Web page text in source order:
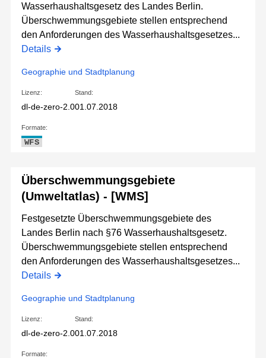
Wasserhaushaltsgesetz des Landes Berlin.
Überschwemmungsgebiete stellen entsprechend
den Anforderungen des Wasserhaushaltsgesetzes...
Details
Geographie und Stadtplanung
Lizenz:
dl-de-zero-2.0
Stand:
01.07.2018
Formate:
WFS
Überschwemmungsgebiete
(Umweltatlas) - [WMS]
Festgesetzte Überschwemmungsgebiete des
Landes Berlin nach §76 Wasserhaushaltsgesetz.
Überschwemmungsgebiete stellen entsprechend
den Anforderungen des Wasserhaushaltsgesetzes...
Details
Geographie und Stadtplanung
Lizenz:
dl-de-zero-2.0
Stand:
01.07.2018
Formate: